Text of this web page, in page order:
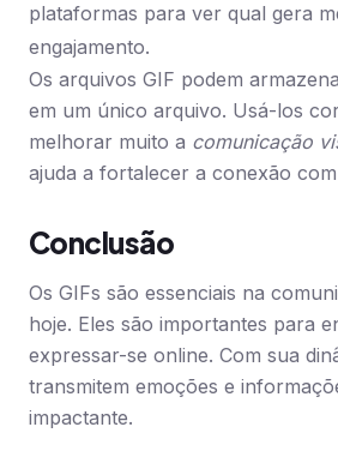
plataformas para ver qual gera
engajamento.
Os arquivos GIF podem
em um único arquivo. Usá-los
melhorar muito a comunicação
ajuda a fortalecer a conexão
Conclusão
Os GIFs são essenciais na
hoje. Eles são importantes para
expressar-se online. Com sua
transmitem emoções e
impactante.